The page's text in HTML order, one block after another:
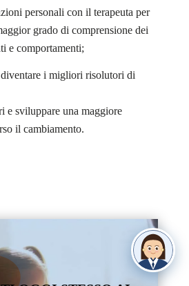
personali con il terapeuta per
grado di comprensione dei
e comportamenti;
i migliori risolutori di
e sviluppare una maggiore
il cambiamento.